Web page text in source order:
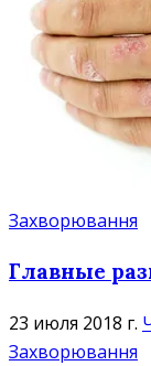
Захворювання
Главные
23 июля 2018 г.
Захворювання